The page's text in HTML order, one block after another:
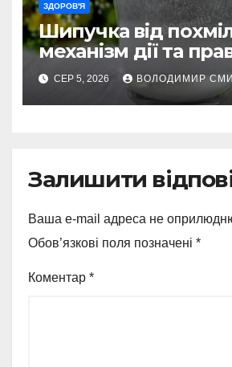
ЗДОРОВ'Я
Шипучка від
механізм дії та
вибір
СЕР 5, 2026 ВОЛОДИМИР
Залишити
Ваша e-mail адреса не
Обов’язкові поля позначені *
Коментар *